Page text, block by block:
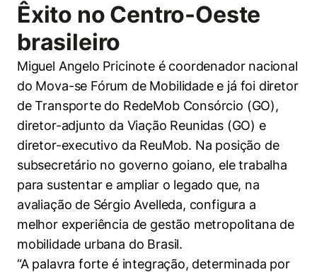
Êxito no Centro-Oeste
brasileiro
Miguel Angelo Pricinote é coordenador nacional
do Mova-se Fórum de Mobilidade e já foi diretor
de Transporte do RedeMob Consórcio (GO),
diretor-adjunto da Viação Reunidas (GO) e
diretor-executivo da ReuMob. Na posição de
subsecretário no governo goiano, ele trabalha
para sustentar e ampliar o legado que, na
avaliação de Sérgio Avelleda, configura a
melhor experiência de gestão metropolitana de
mobilidade urbana do Brasil.
“A palavra forte é integração, determinada por
Cookies estritamente necessários